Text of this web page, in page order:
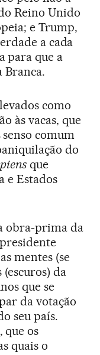
Reino Unido
e Trump,
a cada
para que a
Branca.
como
às vacas, que
comum
do
que
e Estados
obra-prima da
mentes (se
(escuros) da
que se
da votação
seu país.
que os
quais o